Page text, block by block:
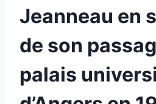
Jeanneau en
de son
palais